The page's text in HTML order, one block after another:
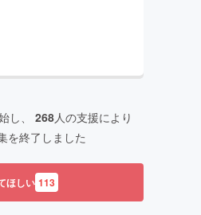
し、 268人の支援により
を終了しました
ほしい 113